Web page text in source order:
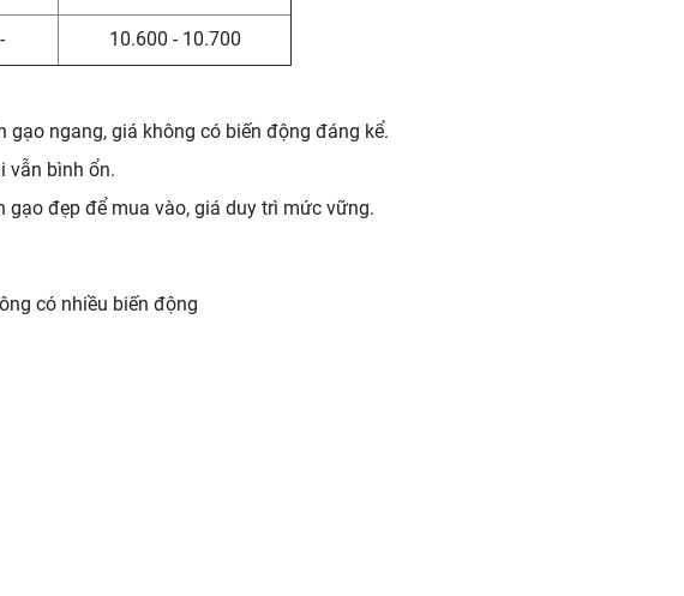
-
10.600 - 10.700
ngang, giá không có biến động đáng kể.
vẫn bình ổn.
đẹp để mua vào, giá duy trì mức vững.
có nhiều biến động